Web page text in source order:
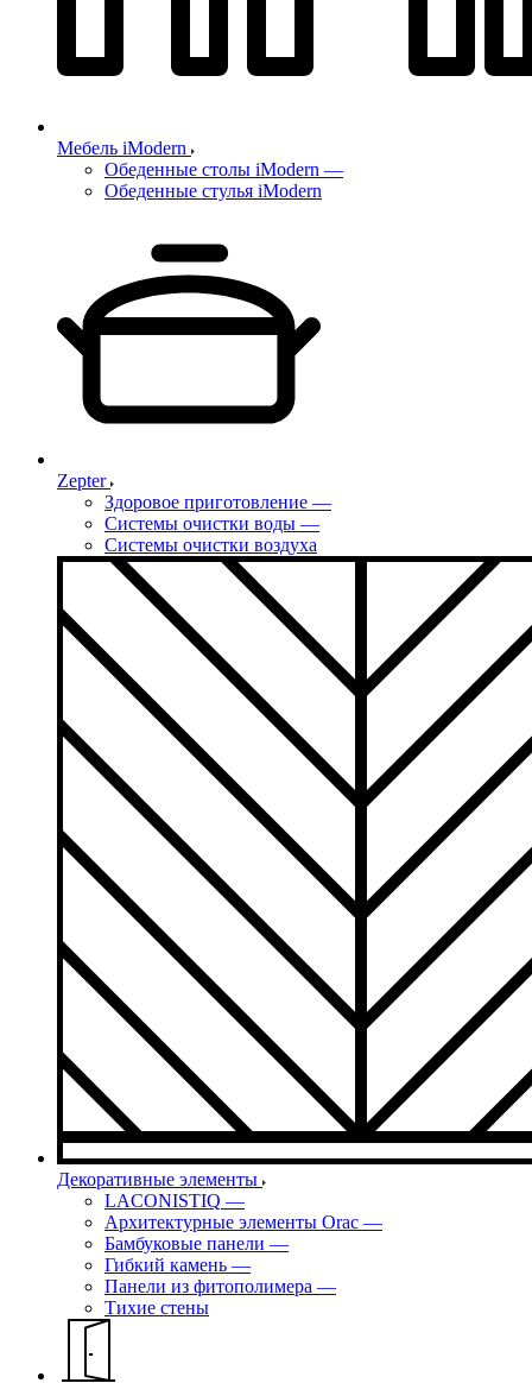
Мебель iModern
Обеденные столы iModern —
Обеденные стулья iModern
Zepter
Здоровое приготовление —
Системы очистки воды —
Системы очистки воздуха
Декоративные элементы
LACONISTIQ —
Архитектурные элементы Orac —
Бамбуковые панели —
Гибкий камень —
Панели из фитополимера —
Тихие стены